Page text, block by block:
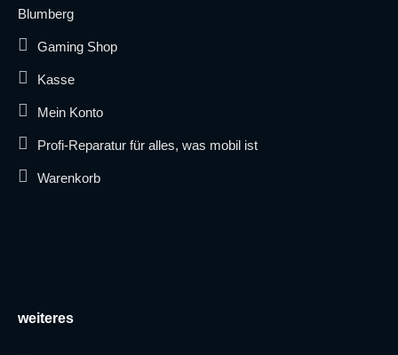
Blumberg
Gaming Shop
Kasse
Mein Konto
Profi-Reparatur für alles, was mobil ist
Warenkorb
weiteres